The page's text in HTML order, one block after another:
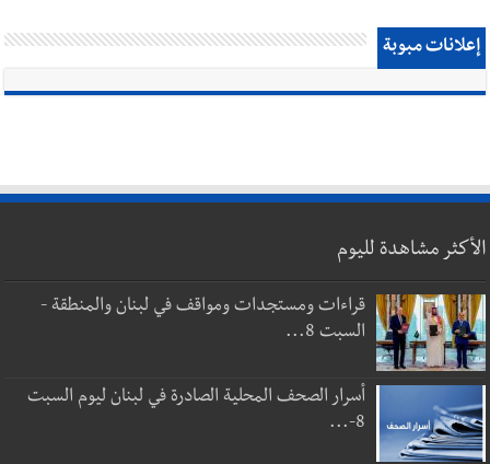
إعلانات مبوبة
الأكثر مشاهدة لليوم
قراءات ومستجدات ومواقف في لبنان والمنطقة -
السبت 8...
أسرار الصحف المحلية الصادرة في لبنان ليوم السبت
8-...